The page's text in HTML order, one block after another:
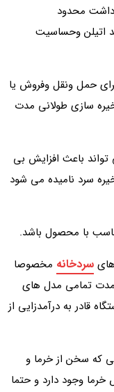
محدود
اتیلن وحساسیت
حمل ونقل وفروش یا
سازی طولانی مدت
باعث افزایش بی
سرد نامیده می شود
با محصول باشد.
سردخانه مخصوصا
مدت تمامی مدل های
قادر به درآمدزایی از
که سخن از خرما و
وجود دارد و حتما